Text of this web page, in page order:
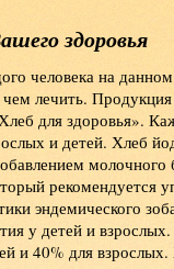
здоровья
человека на
чем лечить.
для здоровья».
и детей. Хлеб
рекомендуется
эндемического
у детей и
и 40% для